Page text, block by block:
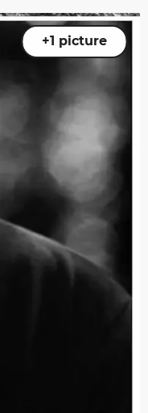
+1 picture